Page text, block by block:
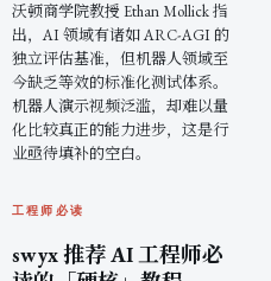
沃顿商学院教授 Ethan Mollick 指
出，AI 领域有诸如 ARC-AGI 的
独立评估基准，但机器人领域至
今缺乏等效的标准化测试体系。
机器人演示视频泛滥，却难以量
化比较真正的能力进步，这是行
业亟待填补的空白。
工程师必读
swyx 推荐 AI 工程师必